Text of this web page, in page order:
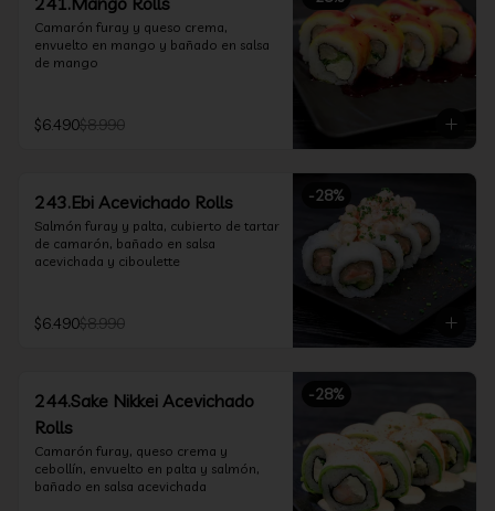
Camarón furay y queso crema,
envuelto en mango y bañado en salsa
de mango
$6.490$8.990
-28%
243.Ebi Acevichado Rolls
Salmón furay y palta, cubierto de tartar
de camarón, bañado en salsa
acevichada y ciboulette
$6.490$8.990
-28%
244.Sake Nikkei Acevichado
Rolls
Camarón furay, queso crema y
cebollín, envuelto en palta y salmón,
bañado en salsa acevichada